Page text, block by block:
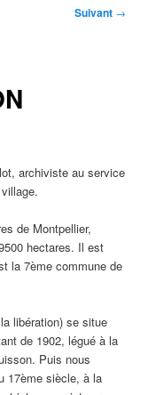
Suivant →
archiviste au service
de Montpellier,
hectares. Il est
la 7ème commune de
libération) se situe
de 1902, légué à la
Puis nous
17ème siècle, à la